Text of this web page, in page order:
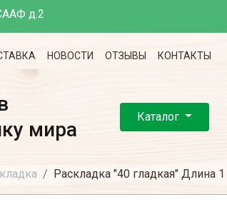
д.2
НОВОСТИ ОТЗЫВЫ КОНТАКТЫ
мира
Каталог
Раскладка "40 гладкая" Длина